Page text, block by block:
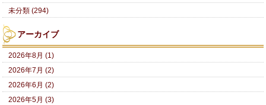
未分類 (294)
アーカイブ
2026年8月 (1)
2026年7月 (2)
2026年6月 (2)
2026年5月 (3)